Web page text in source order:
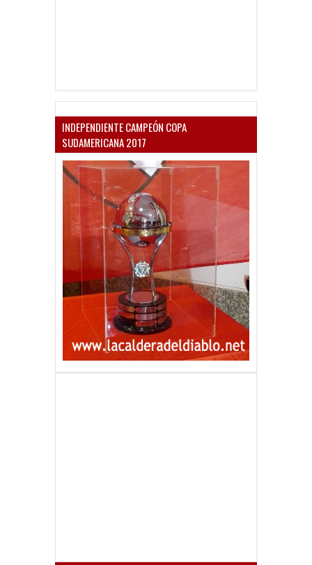
INDEPENDIENTE CAMPEÓN COPA
SUDAMERICANA 2017